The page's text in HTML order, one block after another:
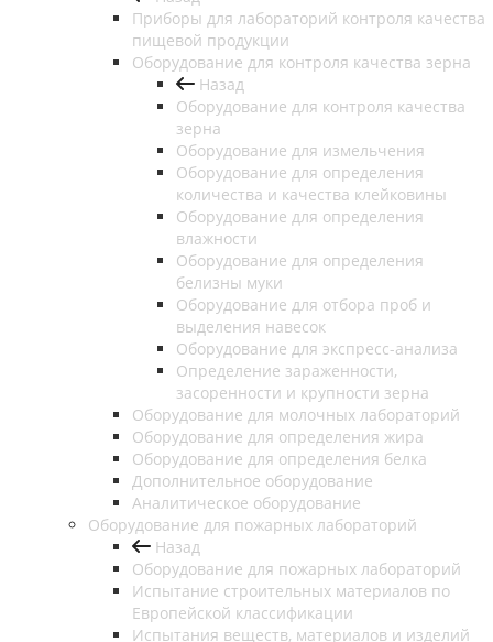
Приборы для лабораторий контроля качества
пищевой продукции
Оборудование для контроля качества зерна
Назад
Оборудование для контроля качества
зерна
Оборудование для измельчения
Оборудование для определения
количества и качества клейковины
Оборудование для определения
влажности
Оборудование для определения
белизны муки
Оборудование для отбора проб и
выделения навесок
Оборудование для экспресс-анализа
Определение зараженности,
засоренности и крупности зерна
Оборудование для молочных лабораторий
Оборудование для определения жира
Оборудование для определения белка
Дополнительное оборудование
Аналитическое оборудование
Оборудование для пожарных лабораторий
Назад
Оборудование для пожарных лабораторий
Испытание строительных материалов по
Европейской классификации
Испытания веществ, материалов и изделий